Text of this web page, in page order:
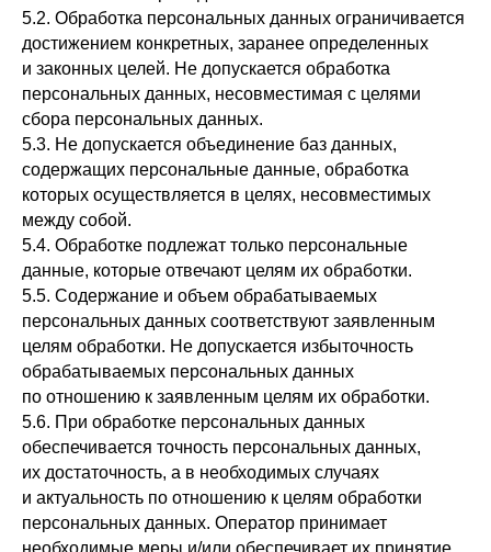
5.2. Обработка персональных данных ограничивается
достижением конкретных, заранее определенных
и законных целей. Не допускается обработка
персональных данных, несовместимая с целями
сбора персональных данных.
5.3. Не допускается объединение баз данных,
содержащих персональные данные, обработка
которых осуществляется в целях, несовместимых
между собой.
5.4. Обработке подлежат только персональные
данные, которые отвечают целям их обработки.
5.5. Содержание и объем обрабатываемых
персональных данных соответствуют заявленным
целям обработки. Не допускается избыточность
обрабатываемых персональных данных
по отношению к заявленным целям их обработки.
5.6. При обработке персональных данных
обеспечивается точность персональных данных,
их достаточность, а в необходимых случаях
и актуальность по отношению к целям обработки
персональных данных. Оператор принимает
необходимые меры и/или обеспечивает их принятие